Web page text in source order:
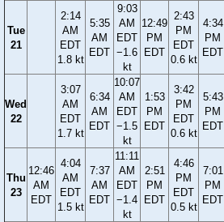
Tue
21
2:14
AM
EDT
1.8 kt
5:35
AM
EDT
9:03
AM
EDT
−1.6
kt
12:49
PM
EDT
2:43
PM
EDT
0.6 kt
4:34
PM
EDT
Wed
22
3:07
AM
EDT
1.7 kt
6:34
AM
EDT
10:07
AM
EDT
−1.5
kt
1:53
PM
EDT
3:42
PM
EDT
0.6 kt
5:43
PM
EDT
Thu
23
12:46
AM
EDT
4:04
AM
EDT
1.5 kt
7:37
AM
EDT
11:11
AM
EDT
−1.4
kt
2:51
PM
EDT
4:46
PM
EDT
0.5 kt
7:01
PM
EDT